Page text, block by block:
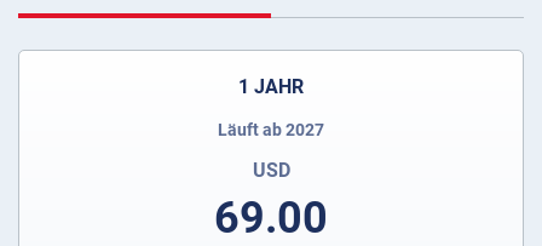
1 JAHR
Läuft ab 2027
USD
69.00